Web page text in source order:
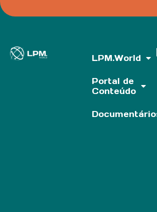
LPM.World
Portal de
Conteúdo